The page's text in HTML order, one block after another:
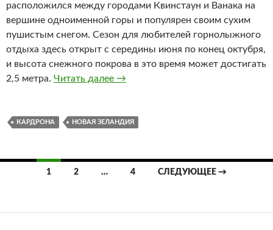
расположился между городами Квинстаун и Ванака на
вершине одноименной горы и популярен своим сухим
пушистым снегом. Сезон для любителей горнолыжного
отдыха здесь открыт с середины июня по конец октубря,
и высота снежного покрова в это время может достигать
2,5 метра. Читать далее Кардрона
→
КАРДРОНА НОВАЯ ЗЕЛАНДИЯ
по
1 2 … 4 СЛЕДУЮЩЕЕ →